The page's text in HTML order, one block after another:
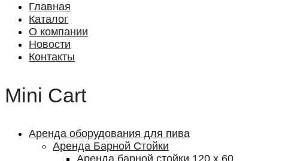
Главная
Каталог
О компании
Новости
Контакты
Mini Cart
Аренда оборудования для пива
Аренда Барной Cтойки
Аренда барной стойки 120 х 60